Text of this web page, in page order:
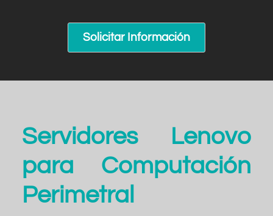
Solicitar Información
Servidores Lenovo
para Computación
Perimetral